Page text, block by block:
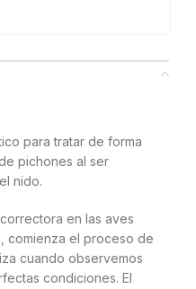
para tratar de forma
pichones al ser
nido.
en las aves
comienza el proceso de
cuando observemos
condiciones. El